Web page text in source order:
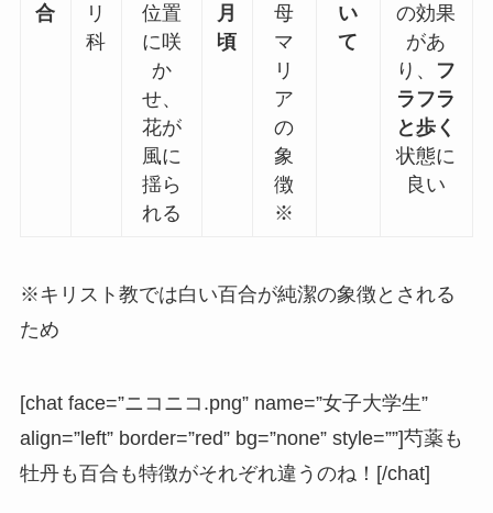
合
リ
科
位置
に咲
か
せ、
花が
風に
揺ら
れる
月
頃
母
マ
リ
ア
の
象
徴
※
い
て
の効果
があ
り、 フ
ラフラ
と歩く
状態に
良い
※キリスト教では白い百合が純潔の象徴とされる
ため
[chat face=”ニコニコ.png” name=”女子大学生”
align=”left” border=”red” bg=”none” style=””]芍薬も
牡丹も百合も特徴がそれぞれ違うのね！[/chat]